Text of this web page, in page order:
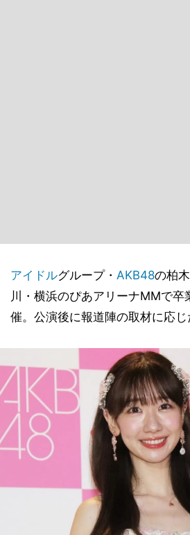
アイドルグループ・ AKB48の柏
川・横浜のぴあアリーナMMで卒
催。公演後に報道陣の取材に応じ